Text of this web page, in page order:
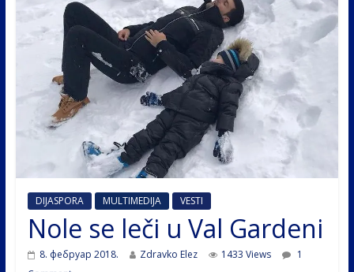
DIJASPORA MULTIMEDIJA VESTI
Nole se leči u Val Gardeni
8. фебруар 2018. Zdravko Elez 1433 Views
1